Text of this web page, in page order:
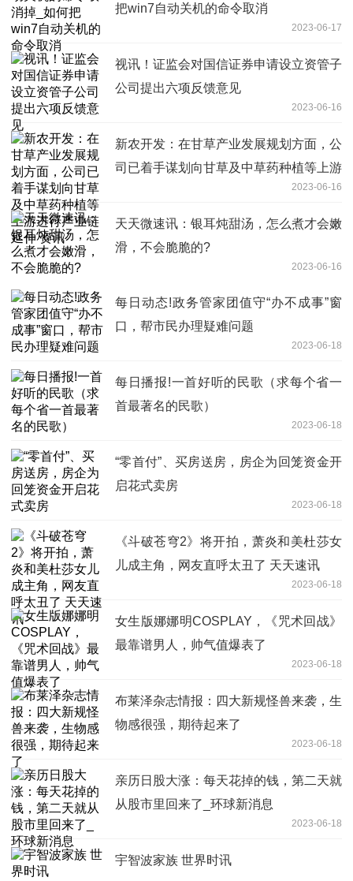
把win7自动关机的命令取消
2023-06-17
视讯！证监会对国信证券申请设立资管子
公司提出六项反馈意见
2023-06-16
新农开发：在甘草产业发展规划方面，公
司已着手谋划向甘草及中草药种植等上游
2023-06-16
天天微速讯：银耳炖甜汤，怎么煮才会嫩
滑，不会脆脆的?
2023-06-16
每日动态!政务管家团值守“办不成事”窗
口，帮市民办理疑难问题
2023-06-18
每日播报!一首好听的民歌（求每个省一
首最著名的民歌）
2023-06-18
“零首付”、买房送房，房企为回笼资金开
启花式卖房
2023-06-18
《斗破苍穹2》将开拍，萧炎和美杜莎女
儿成主角，网友直呼太丑了 天天速讯
2023-06-18
女生版娜娜明COSPLAY，《咒术回战》
最靠谱男人，帅气值爆表了
2023-06-18
布莱泽杂志情报：四大新规怪兽来袭，生
物感很强，期待起来了
2023-06-18
亲历日股大涨：每天花掉的钱，第二天就
从股市里回来了_环球新消息
2023-06-18
宇智波家族 世界时讯